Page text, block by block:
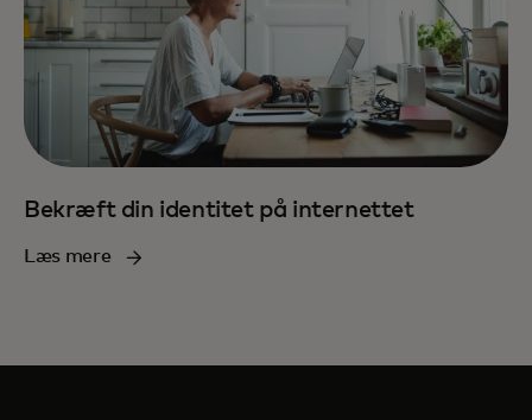
Bekræft din identitet på internettet
Læs mere